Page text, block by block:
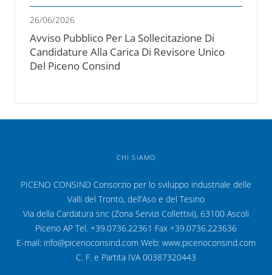
26/06/2026
Avviso Pubblico Per La Sollecitazione Di
Candidature Alla Carica Di Revisore Unico
Del Piceno Consind
CHI SIAMO
PICENO CONSIND Consorzio per lo sviluppo industriale delle
Valli del Tronto, dell’Aso e del Tesino
Via della Cardatura snc (Zona Servizi Collettivi), 63100 Ascoli
Piceno AP Tel. +39.0736.22361 Fax +39.0736.223636
E-mail: info@picenoconsind.com Web: www.picenoconsind.com
C. F. e Partita IVA 00387320443